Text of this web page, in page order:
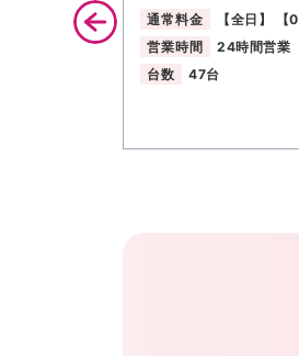
通常料金
【全日】
営業時間
24時間営業
台数
47台